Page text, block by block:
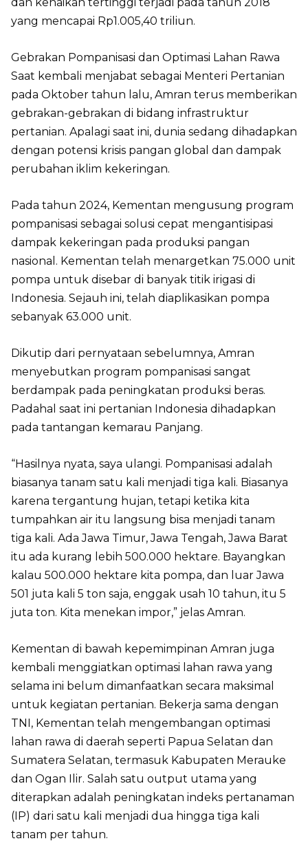
yang mencapai Rp1.005,40 triliun.
Gebrakan Pompanisasi dan Optimasi Lahan Rawa
Saat kembali menjabat sebagai Menteri Pertanian
pada Oktober tahun lalu, Amran terus memberikan
gebrakan-gebrakan di bidang infrastruktur
pertanian. Apalagi saat ini, dunia sedang dihadapkan
dengan potensi krisis pangan global dan dampak
perubahan iklim kekeringan.
Pada tahun 2024, Kementan mengusung program
pompanisasi sebagai solusi cepat mengantisipasi
dampak kekeringan pada produksi pangan
nasional. Kementan telah menargetkan 75.000 unit
pompa untuk disebar di banyak titik irigasi di
Indonesia. Sejauh ini, telah diaplikasikan pompa
sebanyak 63.000 unit.
Dikutip dari pernyataan sebelumnya, Amran
menyebutkan program pompanisasi sangat
berdampak pada peningkatan produksi beras.
Padahal saat ini pertanian Indonesia dihadapkan
pada tantangan kemarau Panjang.
“Hasilnya nyata, saya ulangi. Pompanisasi adalah
biasanya tanam satu kali menjadi tiga kali. Biasanya
karena tergantung hujan, tetapi ketika kita
tumpahkan air itu langsung bisa menjadi tanam
tiga kali. Ada Jawa Timur, Jawa Tengah, Jawa Barat
itu ada kurang lebih 500.000 hektare. Bayangkan
kalau 500.000 hektare kita pompa, dan luar Jawa
501 juta kali 5 ton saja, enggak usah 10 tahun, itu 5
juta ton. Kita menekan impor,” jelas Amran.
Kementan di bawah kepemimpinan Amran juga
kembali menggiatkan optimasi lahan rawa yang
selama ini belum dimanfaatkan secara maksimal
untuk kegiatan pertanian. Bekerja sama dengan
TNI, Kementan telah mengembangan optimasi
lahan rawa di daerah seperti Papua Selatan dan
Sumatera Selatan, termasuk Kabupaten Merauke
dan Ogan Ilir. Salah satu output utama yang
diterapkan adalah peningkatan indeks pertanaman
(IP) dari satu kali menjadi dua hingga tiga kali
tanam per tahun.